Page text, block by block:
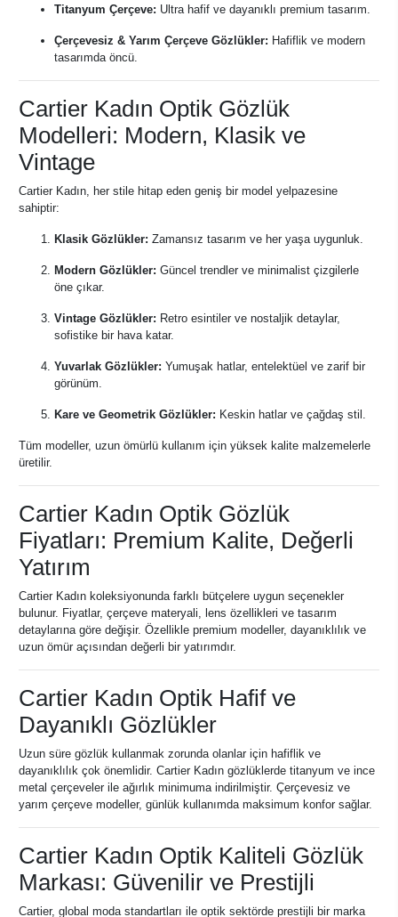
Titanyum Çerçeve: Ultra hafif ve dayanıklı premium tasarım.
Çerçevesiz & Yarım Çerçeve Gözlükler: Hafiflik ve modern
tasarımda öncü.
Cartier Kadın Optik Gözlük
Modelleri: Modern, Klasik ve
Vintage
Cartier Kadın, her stile hitap eden geniş bir model yelpazesine
sahiptir:
Klasik Gözlükler: Zamansız tasarım ve her yaşa uygunluk.
Modern Gözlükler: Güncel trendler ve minimalist çizgilerle
öne çıkar.
Vintage Gözlükler: Retro esintiler ve nostaljik detaylar,
sofistike bir hava katar.
Yuvarlak Gözlükler: Yumuşak hatlar, entelektüel ve zarif bir
görünüm.
Kare ve Geometrik Gözlükler: Keskin hatlar ve çağdaş stil.
Tüm modeller, uzun ömürlü kullanım için yüksek kalite malzemelerle
üretilir.
Cartier Kadın Optik Gözlük
Fiyatları: Premium Kalite, Değerli
Yatırım
Cartier Kadın koleksiyonunda farklı bütçelere uygun seçenekler
bulunur. Fiyatlar, çerçeve materyali, lens özellikleri ve tasarım
detaylarına göre değişir. Özellikle premium modeller, dayanıklılık ve
uzun ömür açısından değerli bir yatırımdır.
Cartier Kadın Optik Hafif ve
Dayanıklı Gözlükler
Uzun süre gözlük kullanmak zorunda olanlar için hafiflik ve
dayanıklılık çok önemlidir. Cartier Kadın gözlüklerde titanyum ve ince
metal çerçeveler ile ağırlık minimuma indirilmiştir. Çerçevesiz ve
yarım çerçeve modeller, günlük kullanımda maksimum konfor sağlar.
Cartier Kadın Optik Kaliteli Gözlük
Markası: Güvenilir ve Prestijli
Cartier, global moda standartları ile optik sektörde prestijli bir marka